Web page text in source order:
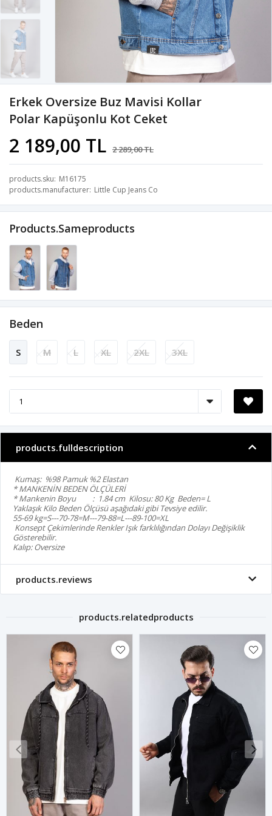
Erkek Oversize Buz Mavisi Kollar
Polar Kapüşonlu Kot Ceket
2 189,00 TL 2 289,00 TL
products.sku M16175
products.manufacturer Little Cup Jeans Co
Products.sameproducts
Beden
S M L XL 2XL 3XL
products.fulldescription
Kumaş: %98 Pamuk %2 Elastan
* MANKENİN BEDEN ÖLÇÜLERİ
* Mankenin Boyu : 1.84 cm Kilosu: 80 Kg Beden= L
Yaklaşık Kilo Beden Ölçüsü aşağıdaki gibi Tevsiye edilir.
55-69 kg=S---70-78=M---79-88=L---89-100=XL
Konsept Çekimlerinde Renkler Işık farklılığından Dolayı Değişiklik
Gösterebilir.
Kalıp: Oversize
products.reviews
products.relatedproducts